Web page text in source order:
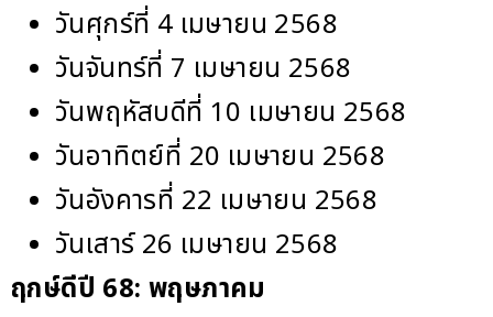
วันศุกร์ที่ 4 เมษายน 2568
วันจันทร์ที่ 7 เมษายน 2568
วันพฤหัสบดีที่ 10 เมษายน 2568
วันอาทิตย์ที่ 20 เมษายน 2568
วันอังคารที่ 22 เมษายน 2568
วันเสาร์ 26 เมษายน 2568
ฤกษ์ดีปี 68: พฤษภาคม